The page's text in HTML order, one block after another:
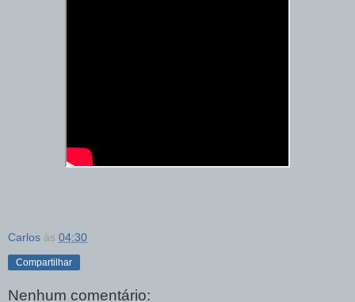
Carlos às 04:30
Compartilhar
Nenhum comentário: